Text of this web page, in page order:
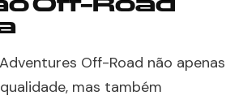
Off-Road não apenas
mas também